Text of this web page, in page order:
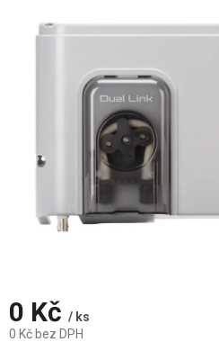
0 Kč / ks
0 Kč bez DPH